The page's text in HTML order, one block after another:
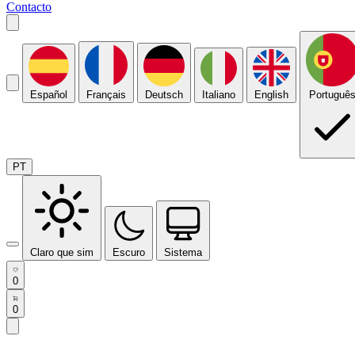
Contacto
Español Français Deutsch Italiano English Português
PT
Claro que sim Escuro Sistema
0
0